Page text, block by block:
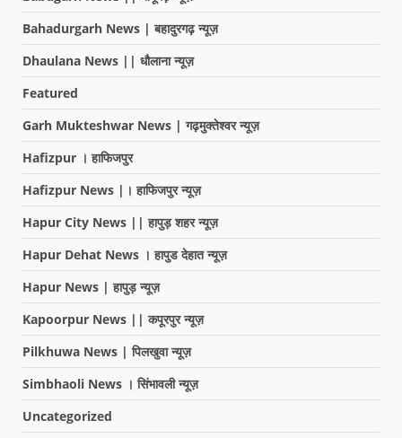
Bahadurgarh News | बहादुरगढ़ न्यूज़
Dhaulana News || धौलाना न्यूज़
Featured
Garh Mukteshwar News | गढ़मुक्तेश्वर न्यूज़
Hafizpur । हाफिजपुर
Hafizpur News |। हाफिजपुर न्यूज़
Hapur City News || हापुड़ शहर न्यूज़
Hapur Dehat News । हापुड देहात न्यूज़
Hapur News | हापुड़ न्यूज़
Kapoorpur News || कपूरपुर न्यूज़
Pilkhuwa News | पिलखुवा न्यूज़
Simbhaoli News । सिंभावली न्यूज़
Uncategorized